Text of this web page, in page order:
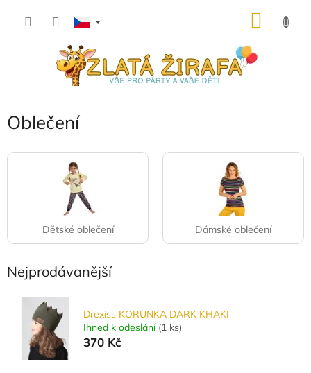
Oblečení
Dětské oblečení Dámské oblečení
Nejprodávanější
Drexiss KORUNKA DARK KHAKI
Ihned k odeslání (1 ks)
370 Kč